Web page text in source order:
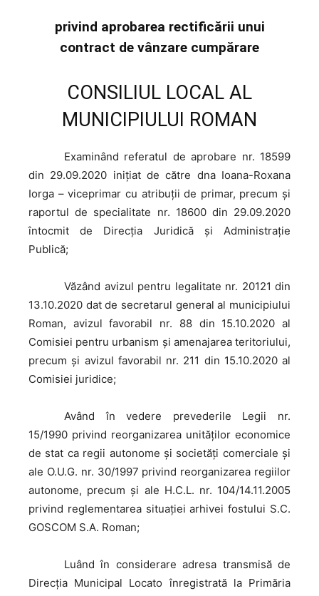
privind aprobarea rectificării unui
contract de vânzare cumpărare
CONSILIUL LOCAL AL
MUNICIPIULUI ROMAN
Examinând referatul de aprobare nr. 18599
din 29.09.2020 iniţiat de către dna Ioana-Roxana
Iorga – viceprimar cu atribuții de primar, precum şi
raportul de specialitate nr. 18600 din 29.09.2020
întocmit de Direcția Juridică și Administrație
Publică;
Văzând avizul pentru legalitate nr. 20121 din
13.10.2020 dat de secretarul general al municipiului
Roman, avizul favorabil nr. 88 din 15.10.2020 al
Comisiei pentru urbanism și amenajarea teritoriului,
precum și avizul favorabil nr. 211 din 15.10.2020 al
Comisiei juridice;
Având în vedere prevederile Legii nr.
15/1990 privind reorganizarea unităţilor economice
de stat ca regii autonome şi societăţi comerciale și
ale O.U.G. nr. 30/1997 privind reorganizarea regiilor
autonome, precum și ale H.C.L. nr. 104/14.11.2005
privind reglementarea situației arhivei fostului S.C.
GOSCOM S.A. Roman;
Luând în considerare adresa transmisă de
Direcția Municipal Locato înregistrată la Primăria